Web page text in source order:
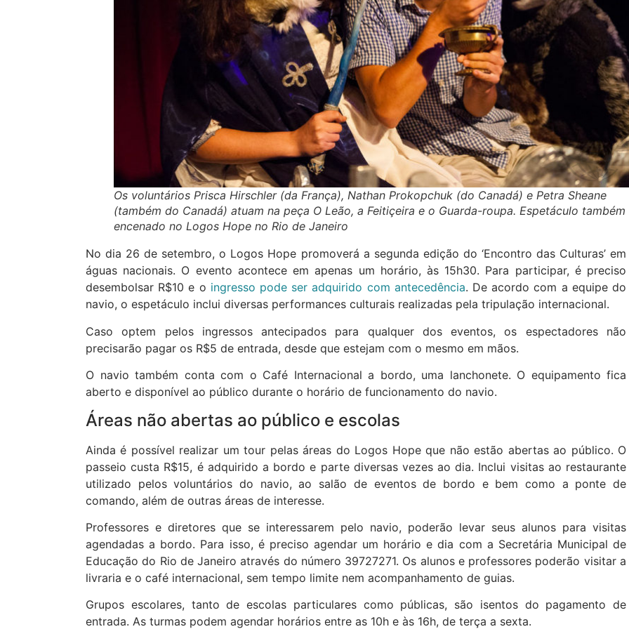
Os voluntários Prisca Hirschler (da França), Nathan Prokopchuk (do Canadá) e Petra Sheane
(também do Canadá) atuam na peça O Leão, a Feitiçeira e o Guarda-roupa. Espetáculo também
encenado no Logos Hope no Rio de Janeiro
No dia 26 de setembro, o Logos Hope promoverá a segunda edição do ‘Encontro das Culturas’ em
águas nacionais. O evento acontece em apenas um horário, às 15h30. Para participar, é preciso
desembolsar R$10 e o ingresso pode ser adquirido com antecedência. De acordo com a equipe do
navio, o espetáculo inclui diversas performances culturais realizadas pela tripulação internacional.
Caso optem pelos ingressos antecipados para qualquer dos eventos, os espectadores não
precisarão pagar os R$5 de entrada, desde que estejam com o mesmo em mãos.
O navio também conta com o Café Internacional a bordo, uma lanchonete. O equipamento fica
aberto e disponível ao público durante o horário de funcionamento do navio.
Áreas não abertas ao público e escolas
Ainda é possível realizar um tour pelas áreas do Logos Hope que não estão abertas ao público. O
passeio custa R$15, é adquirido a bordo e parte diversas vezes ao dia. Inclui visitas ao restaurante
utilizado pelos voluntários do navio, ao salão de eventos de bordo e bem como a ponte de
comando, além de outras áreas de interesse.
Professores e diretores que se interessarem pelo navio, poderão levar seus alunos para visitas
agendadas a bordo. Para isso, é preciso agendar um horário e dia com a Secretária Municipal de
Educação do Rio de Janeiro através do número 39727271. Os alunos e professores poderão visitar a
livraria e o café internacional, sem tempo limite nem acompanhamento de guias.
Grupos escolares, tanto de escolas particulares como públicas, são isentos do pagamento de
entrada. As turmas podem agendar horários entre as 10h e às 16h, de terça a sexta.